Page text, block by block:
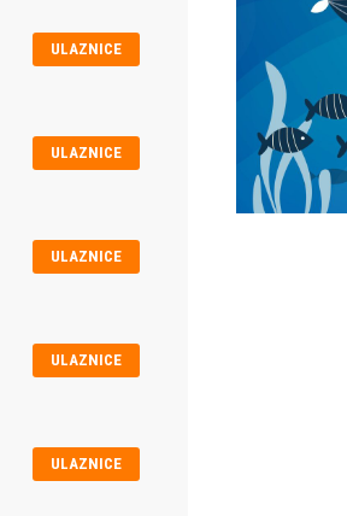
ULAZNICE
ULAZNICE
ULAZNICE
ULAZNICE
ULAZNICE